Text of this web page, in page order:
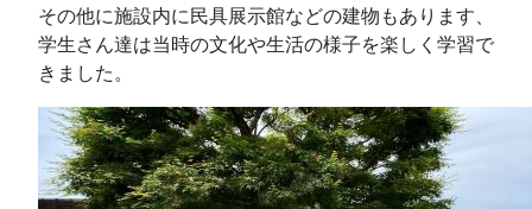
その他に施設内に民具展示館などの建物もあります、
学生さん達は当時の文化や生活の様子を楽しく学習で
きました。